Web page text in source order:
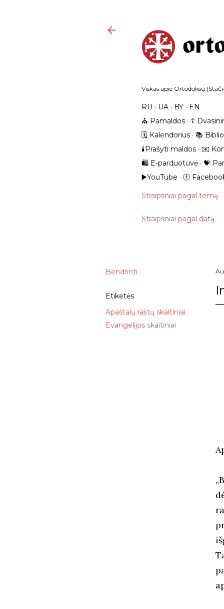
Viskas apie Ortodoksų
RU UA BY
EN
⛪️ Pamaldos
☦️
🗓️ Kalendorius
📚
🕯️Prašyti maldos
✉️
🛍️ E-parduotuvė
💝
▶️YouTube
ⓕ
Straipsniai pagal temą
Straipsniai pagal datą
Bendrinti
Etiketės
Apaštalų raštų skaitiniai
Evangelijos skaitiniai